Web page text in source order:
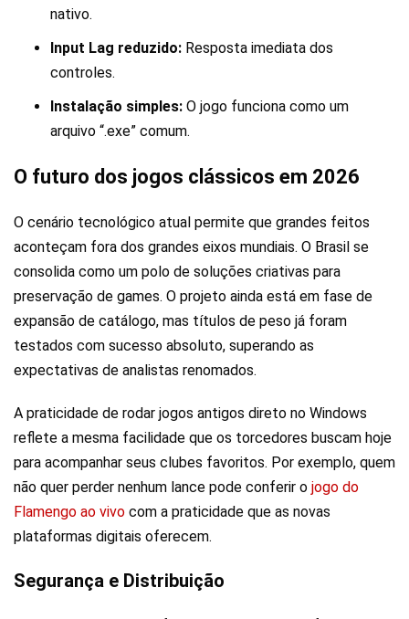
nativo.
Input Lag reduzido: Resposta imediata dos
controles.
Instalação simples: O jogo funciona como um
arquivo “.exe” comum.
O futuro dos jogos clássicos em 2026
O cenário tecnológico atual permite que grandes feitos
aconteçam fora dos grandes eixos mundiais. O Brasil se
consolida como um polo de soluções criativas para
preservação de games. O projeto ainda está em fase de
expansão de catálogo, mas títulos de peso já foram
testados com sucesso absoluto, superando as
expectativas de analistas renomados.
A praticidade de rodar jogos antigos direto no Windows
reflete a mesma facilidade que os torcedores buscam hoje
para acompanhar seus clubes favoritos. Por exemplo, quem
não quer perder nenhum lance pode conferir o jogo do
Flamengo ao vivo com a praticidade que as novas
plataformas digitais oferecem.
Segurança e Distribuição